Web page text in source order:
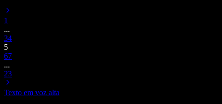
1
...
34
5
67
...
23
Texto em voz alta